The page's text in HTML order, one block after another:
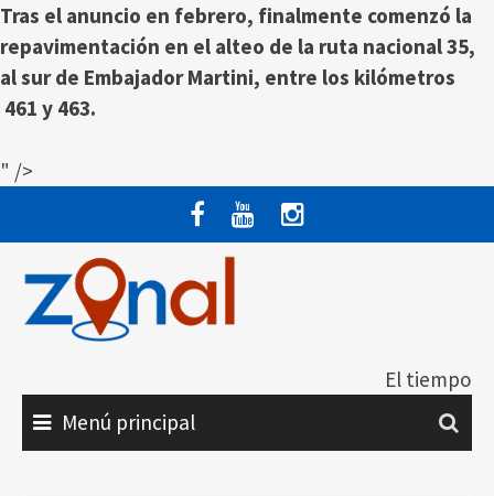
Tras el anuncio en febrero, finalmente comenzó la
repavimentación en el alteo de la ruta nacional 35,
al sur de Embajador Martini, entre los kilómetros
461 y 463.
" />
contenido
El tiempo
Menú principal